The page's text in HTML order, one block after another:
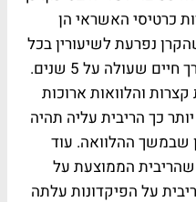
כרטיסי האשראי הן
חודשים כשהקרן נפרעת לשיעורין בכל
חודש, ההלוואות בבנקים עם אורך חיים שעולה על 5 שנים.
והלוואות ארוכות
כך הריבית עליה תהיה
שבמשך ההלוואה. עוד
הממוצעת על
עלתה ב-3.8%-4.2%, הריבית על הפיקדונות עלתה